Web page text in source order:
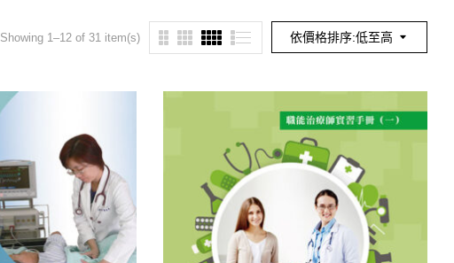
依價格排序:低至高
Showing 1–12 of 31 item(s)